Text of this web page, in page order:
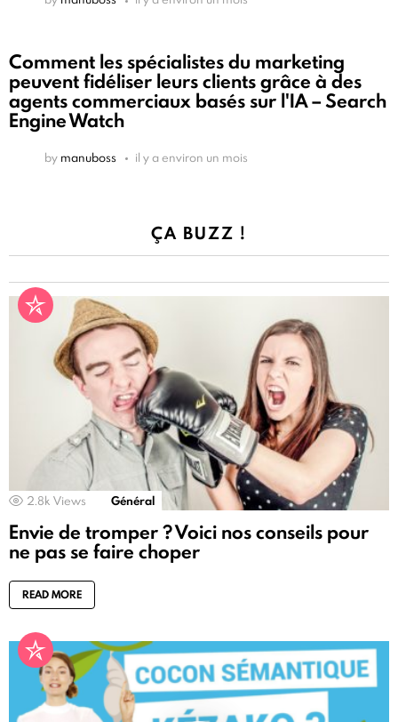
Comment les spécialistes du marketing
peuvent fidéliser leurs clients grâce à des
agents commerciaux basés sur l'IA – Search
Engine Watch
by manuboss il y a environ un mois
ÇA BUZZ !
2.8k Views Général
Envie de tromper ? Voici nos conseils pour
ne pas se faire choper
READ MORE